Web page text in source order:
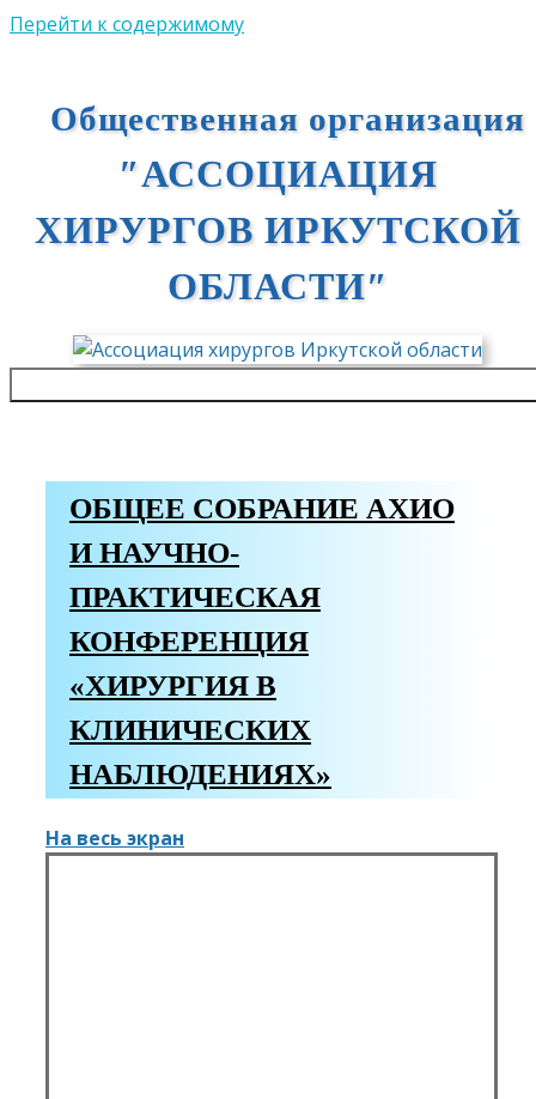
Перейти к содержимому
Общественная организация
″АССОЦИАЦИЯ
ХИРУРГОВ ИРКУТСКОЙ
ОБЛАСТИ″
ОБЩЕЕ СОБРАНИЕ АХИО
И НАУЧНО-
ПРАКТИЧЕСКАЯ
КОНФЕРЕНЦИЯ
«ХИРУРГИЯ В
КЛИНИЧЕСКИХ
НАБЛЮДЕНИЯХ»
На весь экран